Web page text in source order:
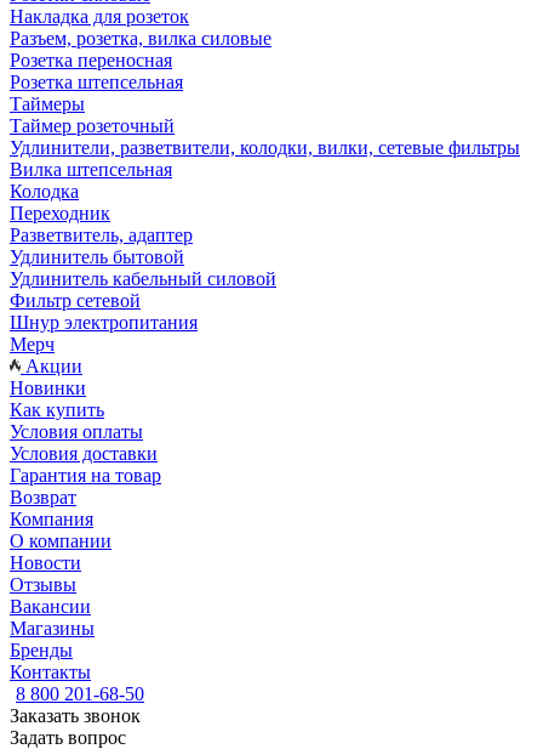
Накладка для розеток
Разъем, розетка, вилка силовые
Розетка переносная
Розетка штепсельная
Таймеры
Таймер розеточный
Удлинители, разветвители, колодки, вилки, сетевые фильтры
Вилка штепсельная
Колодка
Переходник
Разветвитель, адаптер
Удлинитель бытовой
Удлинитель кабельный силовой
Фильтр сетевой
Шнур электропитания
Мерч
Акции
Новинки
Как купить
Условия оплаты
Условия доставки
Гарантия на товар
Возврат
Компания
О компании
Новости
Отзывы
Вакансии
Магазины
Бренды
Контакты
8 800 201-68-50
Заказать звонок
Задать вопрос